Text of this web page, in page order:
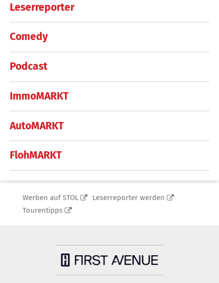
Leserreporter
Comedy
Podcast
ImmoMARKT
AutoMARKT
FlohMARKT
Werben auf STOL
Leserreporter werden
Tourentipps